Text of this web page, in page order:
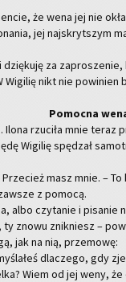
że wena jej nie
jej naj­skryt­szym
dzię­ku­ję za
Wi­gi­lię nikt nie po­wi­nien
Ilona rzu­ci­ła mnie
Wi­gi­lię spę­dzał
masz mnie. –
z po­mo­cą.
albo czy­ta­nie i pi­sa­nie
ty znowu znik­niesz –
jak na nią, prze­mo­wę:
dla­cze­go, gdy
Wiem od jej weny,